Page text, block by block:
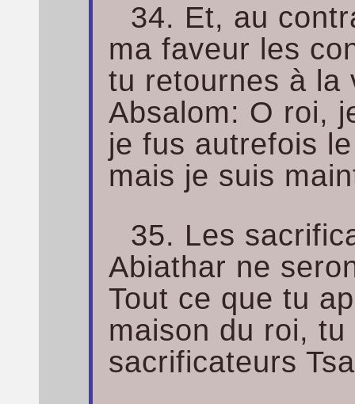
34. Et, au
ma faveur les
tu retournes à la
Absalom: O roi,
je fus autrefois
mais je suis
35. Les
Abiathar ne
Tout ce que tu
maison du roi,
sacrificateurs